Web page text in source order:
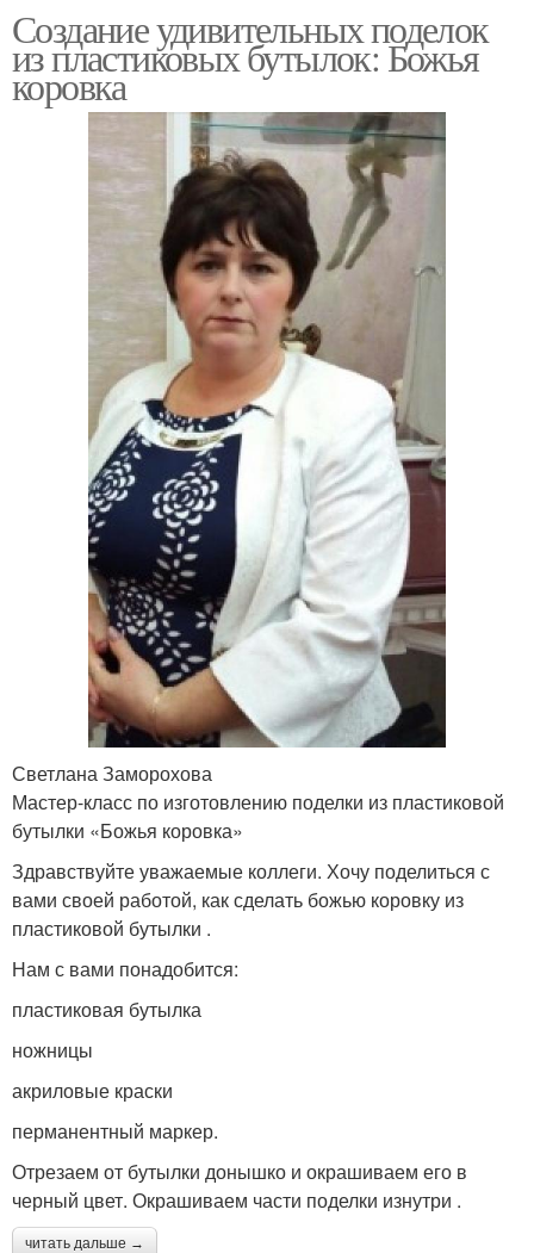
Создание удивительных поделок
из пластиковых бутылок: Божья
коровка
Светлана Заморохова
Мастер-класс по изготовлению поделки из пластиковой
бутылки «Божья коровка»
Здравствуйте уважаемые коллеги. Хочу поделиться с
вами своей работой, как сделать божью коровку из
пластиковой бутылки .
Нам с вами понадобится:
пластиковая бутылка
ножницы
акриловые краски
перманентный маркер.
Отрезаем от бутылки донышко и окрашиваем его в
черный цвет. Окрашиваем части поделки изнутри .
читать дальше →